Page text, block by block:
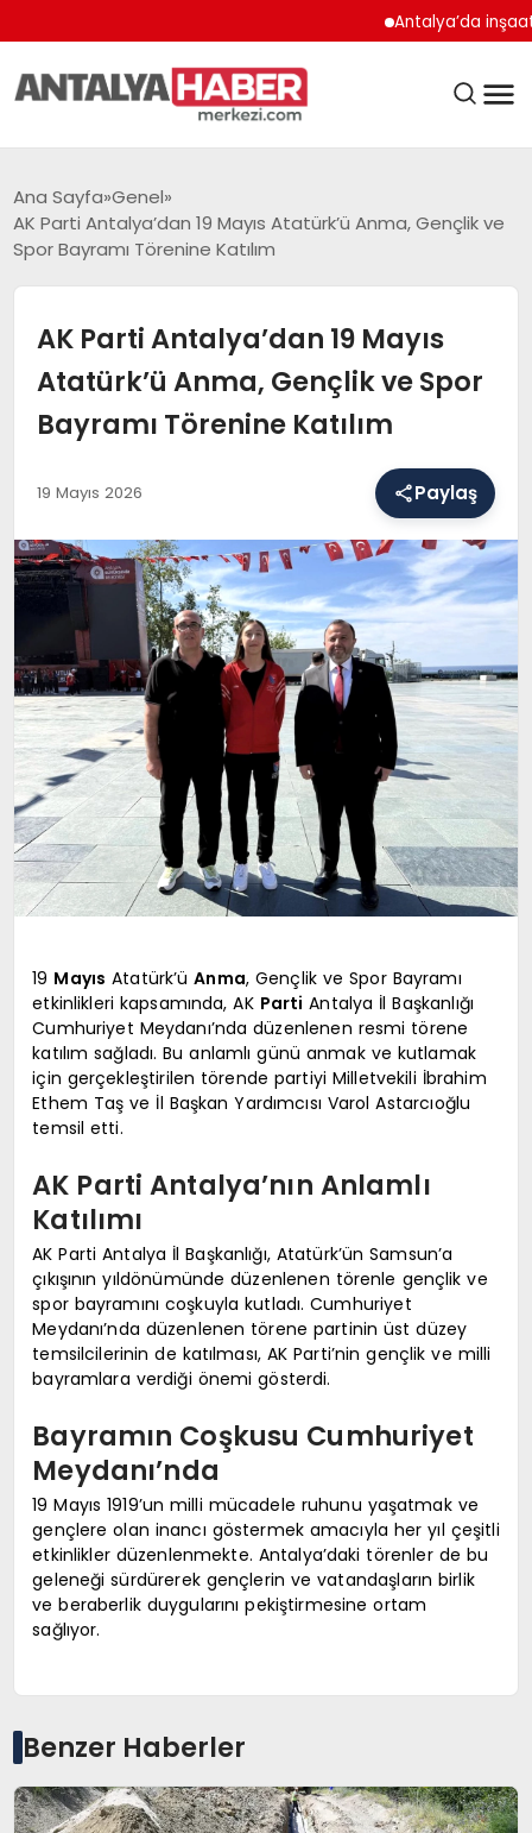
Antalya’da inşaat
ANASAYFA
GÜNDEM
BELEDIYELER
EKONOMI
TURIZM
SAĞLIK
İLETIŞIM
Ana Sayfa Genel
AK Parti Antalya’dan 19 Mayıs Atatürk’ü Anma, Gençlik ve
Spor Bayramı Törenine Katılım
AK Parti Antalya’dan 19 Mayıs
Atatürk’ü Anma, Gençlik ve Spor
Bayramı Törenine Katılım
19 Mayıs 2026 Paylaş
19 Mayıs Atatürk’üAnma, Gençlik ve Spor Bayramı
etkinlikleri kapsamında, AK Parti Antalya İl Başkanlığı
Cumhuriyet Meydanı’nda düzenlenen resmi törene
katılım sağladı. Bu anlamlı günü anmak ve kutlamak
için gerçekleştirilen törende partiyi Milletvekili İbrahim
Ethem Taş ve İl Başkan Yardımcısı Varol Astarcıoğlu
temsil etti.
AK Parti Antalya’nın Anlamlı
Katılımı
AK Parti Antalya İl Başkanlığı, Atatürk’ün Samsun’a
çıkışının yıldönümünde düzenlenen törenle gençlik ve
spor bayramını coşkuyla kutladı. Cumhuriyet
Meydanı’nda düzenlenen törene partinin üst düzey
temsilcilerinin de katılması, AK Parti’nin gençlik ve milli
bayramlara verdiği önemi gösterdi.
Bayramın Coşkusu Cumhuriyet
Meydanı’nda
19 Mayıs 1919’un milli mücadele ruhunu yaşatmak ve
gençlere olan inancı göstermek amacıyla her yıl çeşitli
etkinlikler düzenlenmekte. Antalya’daki törenler de bu
geleneği sürdürerek gençlerin ve vatandaşların birlik
ve beraberlik duygularını pekiştirmesine ortam
sağlıyor.
Benzer Haberler